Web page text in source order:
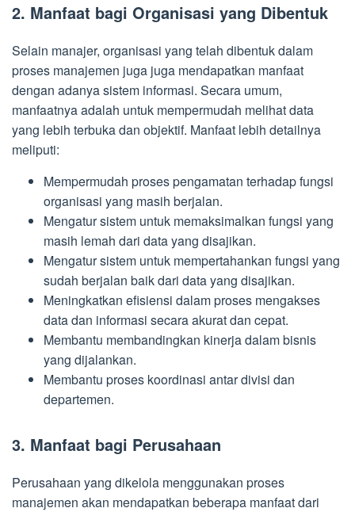
2. Manfaat bagi Organisasi yang Dibentuk
Selain manajer, organisasi yang telah dibentuk dalam
proses manajemen juga juga mendapatkan manfaat
dengan adanya sistem informasi. Secara umum,
manfaatnya adalah untuk mempermudah melihat data
yang lebih terbuka dan objektif. Manfaat lebih detailnya
meliputi:
Mempermudah proses pengamatan terhadap fungsi
organisasi yang masih berjalan.
Mengatur sistem untuk memaksimalkan fungsi yang
masih lemah dari data yang disajikan.
Mengatur sistem untuk mempertahankan fungsi yang
sudah berjalan baik dari data yang disajikan.
Meningkatkan efisiensi dalam proses mengakses
data dan informasi secara akurat dan cepat.
Membantu membandingkan kinerja dalam bisnis
yang dijalankan.
Membantu proses koordinasi antar divisi dan
departemen.
3. Manfaat bagi Perusahaan
Perusahaan yang dikelola menggunakan proses
manajemen akan mendapatkan beberapa manfaat dari